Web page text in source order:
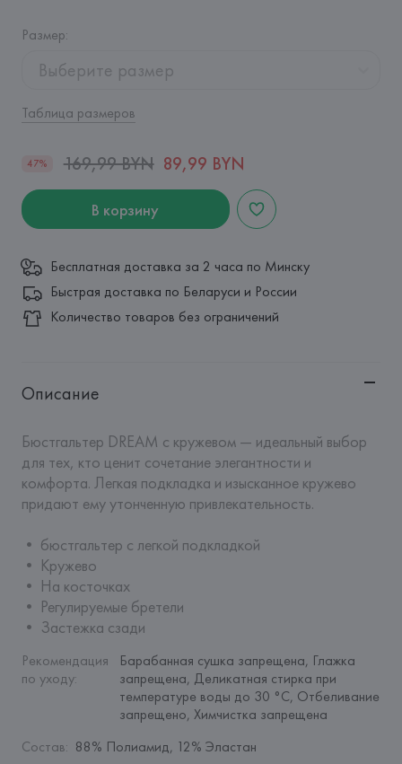
Размер:
Выберите размер
Таблица размеров
47% 169,99 BYN 89,99 BYN
В корзину
Бесплатная доставка за 2 часа по Минску
Быстрая доставка по Беларуси и России
Количество товаров без ограничений
Описание
Бюстгальтер DREAM с кружевом — идеальный выбор
для тех, кто ценит сочетание элегантности и
комфорта. Легкая подкладка и изысканное кружево
придают ему утонченную привлекательность.
• бюстгальтер с легкой подкладкой
• Кружево
• На косточках
• Регулируемые бретели
• Застежка сзади
Рекомендация
по уходу:
Барабанная сушка запрещена, Глажка
запрещена, Деликатная стирка при
температуре воды до 30 °C, Отбеливание
запрещено, Химчистка запрещена
Состав: 88% Полиамид, 12% Эластан